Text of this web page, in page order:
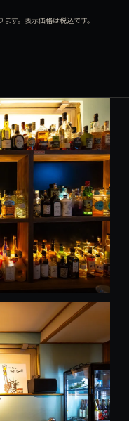
す。表示価格は税込です。